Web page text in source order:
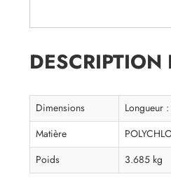
DESCRIPTION
Dimensions
Longueur
Matière
Poids
3.685 kg